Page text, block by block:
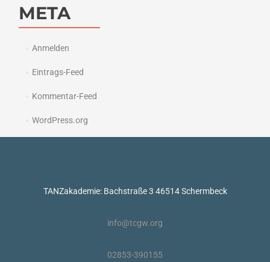
META
Anmelden
Eintrags-Feed
Kommentar-Feed
WordPress.org
TANZakademie: Bachstraße 3 46514 Schermbeck
info@tcgw.org
02853-390155